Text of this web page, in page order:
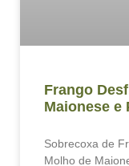
Frango
Maionese e
Sobrecoxa de
Molho de